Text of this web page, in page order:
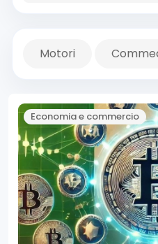
Motori
Economia e commercio